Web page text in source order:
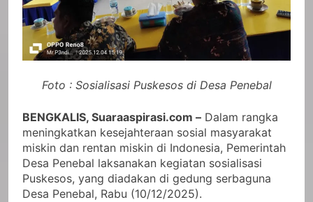
Foto : Sosialisasi Puskesos di Desa Penebal
BENGKALIS, Suaraaspirasi.com – Dalam rangka
meningkatkan kesejahteraan sosial masyarakat
miskin dan rentan miskin di Indonesia, Pemerintah
Desa Penebal laksanakan kegiatan sosialisasi
Puskesos, yang diadakan di gedung serbaguna
Desa Penebal, Rabu (10/12/2025).